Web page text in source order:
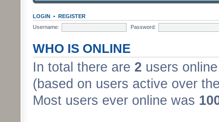
LOGIN • REGISTER
Username:
Password:
WHO IS ONLINE
In total there are 2 users
(based on users active over
Most users ever online was